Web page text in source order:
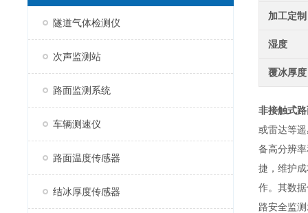
隧道气体检测仪
次声监测站
路面监测系统
车辆测速仪
路面温度传感器
结冰厚度传感器
加工定制
湿度
覆冰厚度
非接触式
或雷达等
备高分辨
捷，维护
作。其数
路安全监